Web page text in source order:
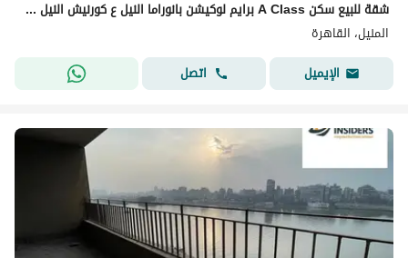
شقة للبيع سكن A Class برايم لوكيشن بانوراما النيل ع كورنيش النيل عبد العزيز ال سعود بقلب القاهرة
المنيل، القاهرة
الإيميل
اتصل